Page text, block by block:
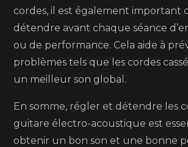
cordes, il est également important
détendre avant chaque séance
ou de performance. Cela aide à
problèmes tels que les cordes
un meilleur son global.
En somme, régler et détendre les
guitare électro-acoustique est
obtenir un bon son et une bonne